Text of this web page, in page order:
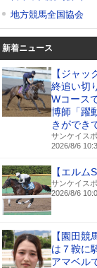
地方競馬全国協会
新着ニュース
【ジャ
終追い切
Wコース
博師「躍
きができ
サンケイス
2026/8/6
【エルム
サンケイス
2026/8/6
【園田競
は７鞍に
アマベル